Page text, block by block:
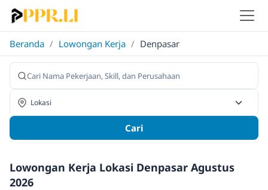
Beranda / Lowongan Kerja / Denpasar
Cari
Lowongan Kerja Lokasi Denpasar Agustus
2026